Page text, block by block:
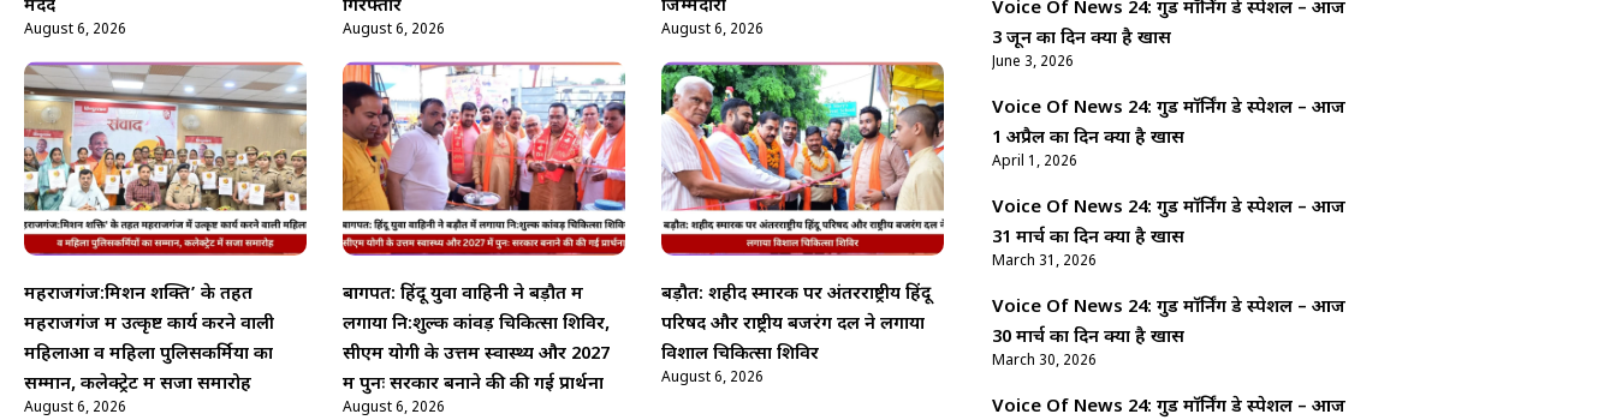
मदद
August 6, 2026
गिरफ्तार
August 6, 2026
जिम्मेदारी
August 6, 2026
महराजगंज:मिशन शक्ति’ के तहत
महराजगंज में उत्कृष्ट कार्य करने वाली
महिलाओं व महिला पुलिसकर्मियों का
सम्मान, कलेक्ट्रेट में सजा समारोह
August 6, 2026
बागपत: हिंदू युवा वाहिनी ने बड़ौत में
लगाया नि:शुल्क कांवड़ चिकित्सा शिविर,
सीएम योगी के उत्तम स्वास्थ्य और 2027
में पुनः सरकार बनाने की की गई प्रार्थना
August 6, 2026
बड़ौत: शहीद स्मारक पर अंतरराष्ट्रीय हिंदू
परिषद और राष्ट्रीय बजरंग दल ने लगाया
विशाल चिकित्सा शिविर
August 6, 2026
Voice Of News 24: गुड माॅर्निंग डे स्पेशल – आज
3 जून का दिन क्यों है खास
June 3, 2026
Voice Of News 24: गुड माॅर्निंग डे स्पेशल – आज
1 अप्रैल का दिन क्यों है खास
April 1, 2026
Voice Of News 24: गुड माॅर्निंग डे स्पेशल – आज
31 मार्च का दिन क्यों है खास
March 31, 2026
Voice Of News 24: गुड माॅर्निंग डे स्पेशल – आज
30 मार्च का दिन क्यों है खास
March 30, 2026
Voice Of News 24: गुड माॅर्निंग डे स्पेशल – आज